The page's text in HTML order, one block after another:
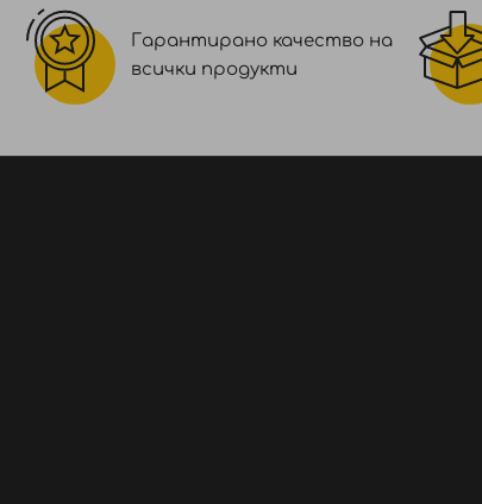
Гарантирано качество на
всички продукти